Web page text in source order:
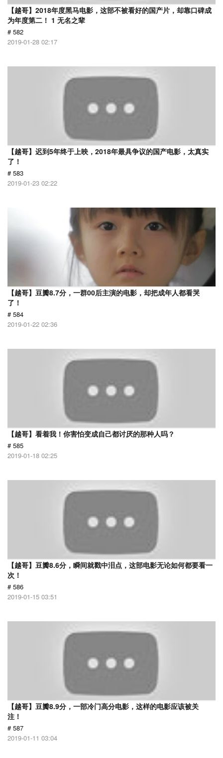
【越哥】2018年度黑马电影，这部不被看好的国产片，却靠口碑成
为年度第二！ 1 无名之辈
# 582
2019-01-28 02:17
【越哥】迟到5年终于上映，2018年最具争议的国产电影，太真实
了！
# 583
2019-01-23 02:22
【越哥】豆瓣8.7分，一群00后主演的电影，却把成年人都看哭
了！
# 584
2019-01-22 02:36
【越哥】看着我！你害怕变成自己都讨厌的那种人吗？
# 585
2019-01-18 02:25
【越哥】豆瓣8.6分，瞬间就戳中泪点，这部电影无论如何都要看一
次！
# 586
2019-01-15 03:51
【越哥】豆瓣8.9分，一部冷门高分电影，这样的电影应该被关
注！
# 587
2019-01-11 03:04